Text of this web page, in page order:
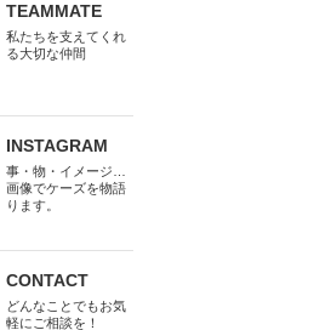
TEAMMATE
私たちを支えてくれ
る大切な仲間
INSTAGRAM
事・物・イメージ…
画像でケーズを物語
ります。
CONTACT
どんなことでもお気
軽にご相談を！